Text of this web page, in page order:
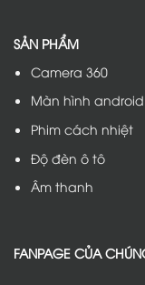
SẢN PHẨM
Camera 360
Màn hình android
Phim cách nhiệt
Độ đèn ô tô
Âm thanh
FANPAGE CỦA